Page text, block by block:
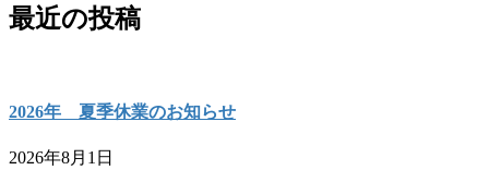
最近の投稿
2026年 夏季休業のお知らせ
2026年8月1日